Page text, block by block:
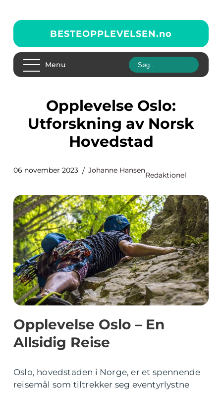
BESTEOPPLEVELSEN.no
Menu
Opplevelse Oslo:
Utforskning av Norsk
Hovedstad
06 november 2023 Johanne Hansen
Redaktionel
Opplevelse Oslo – En
Allsidig Reise
Oslo, hovedstaden i Norge, er et spennende
reisemål som tiltrekker seg eventyrlystne